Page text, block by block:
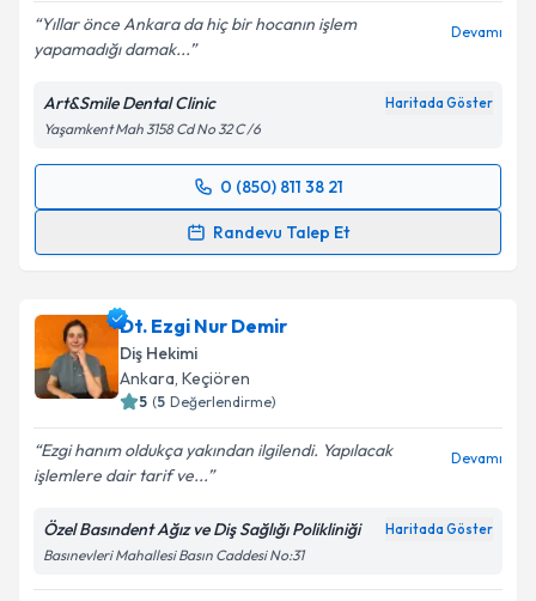
Kişisel verilerimin işlenmesine ilişkin
kapsamda işlenmesini kabul ediyorum.
Takvim Talebini Gönder
Yıllar önce Ankara da hiç bir hocanın işlem
yapamadığı damak...
Devamı
Art&Smile Dental Clinic Haritada Göster
Yaşamkent Mah 3158 Cd No 32 C /6
0 (850) 811 38 21
Randevu Talep Et
Randevu Takvimi Talebi
takvim hazırlandığında e-posta ile bilgilendireceğiz.
E-posta Adresiniz
kapsamda işlenmesini kabul ediyorum.
Dt. Ezgi Nur Demir
Diş Hekimi
Ankara, Keçiören
5 (5 Değerlendirme)
Ezgi hanım oldukça yakından ilgilendi. Yapılacak
işlemlere dair tarif ve...
Devamı
Özel Basındent Ağız ve Diş Sağlığı Polikliniği Haritada Göster
Basınevleri Mahallesi Basın Caddesi No:31